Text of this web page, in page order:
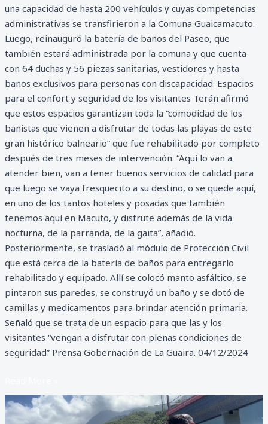
una capacidad de hasta 200 vehículos y cuyas competencias
administrativas se transfirieron a la Comuna Guaicamacuto.
Luego, reinauguró la batería de baños del Paseo, que
también estará administrada por la comuna y que cuenta
con 64 duchas y 56 piezas sanitarias, vestidores y hasta
baños exclusivos para personas con discapacidad. Espacios
para el confort y seguridad de los visitantes Terán afirmó
que estos espacios garantizan toda la “comodidad de los
bañistas que vienen a disfrutar de todas las playas de este
gran histórico balneario” que fue rehabilitado por completo
después de tres meses de intervención. “Aquí lo van a
atender bien, van a tener buenos servicios de calidad para
que luego se vaya fresquecito a su destino, o se quede aquí,
en uno de los tantos hoteles y posadas que también
tenemos aquí en Macuto, y disfrute además de la vida
nocturna, de la parranda, de la gaita”, añadió.
Posteriormente, se trasladó al módulo de Protección Civil
que está cerca de la batería de baños para entregarlo
rehabilitado y equipado. Allí se colocó manto asfáltico, se
pintaron sus paredes, se construyó un baño y se dotó de
camillas y medicamentos para brindar atención primaria.
Señaló que se trata de un espacio para que las y los
visitantes “vengan a disfrutar con plenas condiciones de
seguridad” Prensa Gobernación de La Guaira. 04/12/2024
Avanzan
proyectos